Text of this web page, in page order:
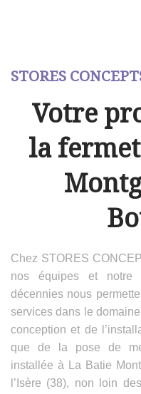
STORES
Votre
la
Chez STORES
nos équipes et notre
décennies nous
services dans le
conception et de
que de la pose de
installée à La Batie
l’Isère (38), non loin